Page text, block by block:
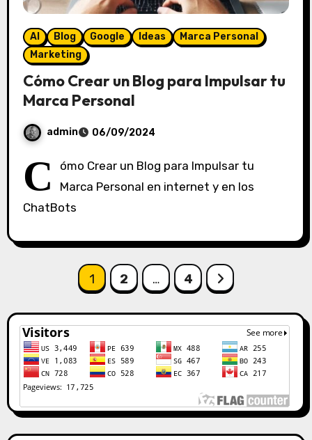
AI Blog Google Ideas
Marca Personal
Marketing
Cómo Crear un Blog para Impulsar tu
Marca Personal
admin 06/09/2024
i
n
c
m
r
i
o
s
C
ómo Crear un Blog para Impulsar tu
Marca Personal en internet y en los
ChatBots
Paginación
de
entradas
1 2 … 4